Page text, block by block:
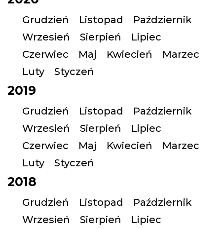
Grudzień Listopad
Październik
Wrzesień
Sierpień
Lipiec
Czerwiec
Maj Kwiecień
Marzec
Luty
Styczeń
2019
Grudzień Listopad
Październik
Wrzesień
Sierpień
Lipiec
Czerwiec
Maj Kwiecień
Marzec
Luty
Styczeń
2018
Grudzień Listopad
Październik
Wrzesień
Sierpień
Lipiec